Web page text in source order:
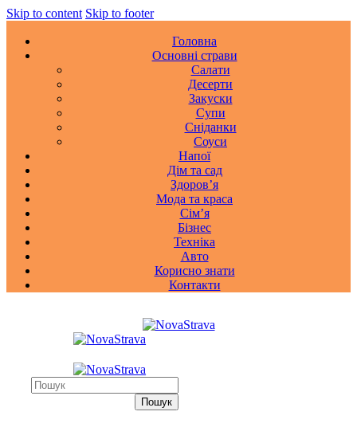
Skip to content Skip to footer
Головна
Основні страви
Салати
Десерти
Закуски
Супи
Сніданки
Соуси
Напої
Дім та сад
Здоровʼя
Мода та краса
Сімʼя
Бізнес
Техніка
Авто
Корисно знати
Контакти
Пошук